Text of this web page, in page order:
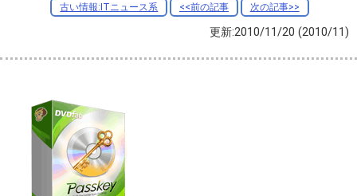
古い情報:ITニュース系 <<前の記事 次の記事>>
更新:2010/11/20 (2010/11)